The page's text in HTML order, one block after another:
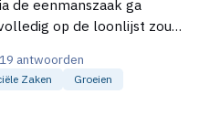
de eenmanszaak ga
ga factureren. Of
gezien (en weet je
daar bij hoort)? Alvast
19 antwoorden
Zaken
Groeien